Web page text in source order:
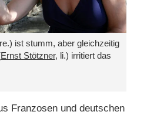
ist stumm, aber gleichzeitig
Ernst Stötzner, li.) irritiert das
Franzosen und deutschen